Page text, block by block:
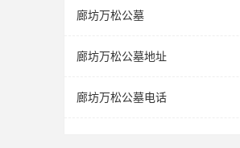
廊坊万松公墓
廊坊万松公墓地址
廊坊万松公墓电话